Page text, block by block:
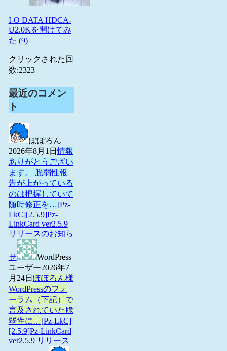
I-O DATA HDCA-
U2.0Kを開けてみ
た (9)
クリックされた回
数:2323
最近のコメン
ト
ぽぽろん
2026年8月1日情報
ありがとうござい
ます。 脆弱性報
告が上がっている
のは把握していて
随時修正を…[Pz-
LkC][2.5.9]Pz-
LinkCard ver2.5.9
リリースのお知ら
せ
WordPress
ユーザー2026年7
月24日 ぽぽろん様
WordPressのフォ
ーラム（下記）で
言及されていた脆
弱性に…[Pz-LkC]
[2.5.9]Pz-LinkCard
ver2.5.9 リリース